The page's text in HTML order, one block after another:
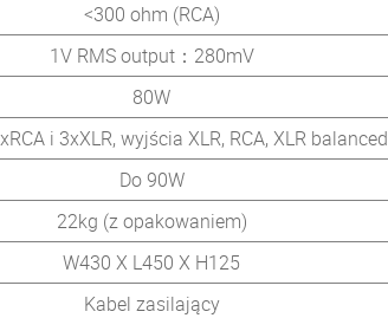
<300 ohm (RCA)
1V RMS output：280mV
80W
i 3xXLR, wyjścia XLR, RCA, XLR balanced
Do 90W
22kg (z opakowaniem)
W430 X L450 X H125
Kabel zasilający